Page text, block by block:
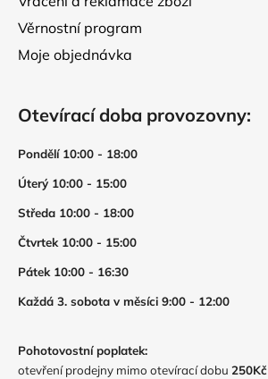
Věrnostní program
Moje objednávka
Otevírací doba provozovny:
Pondělí 10:00 - 18:00
Úterý 10:00 - 15:00
Středa 10:00 - 18:00
Čtvrtek 10:00 - 15:00
Pátek 10:00 - 16:30
Každá 3. sobota v měsíci 9:00 - 12:00
Pohotovostní poplatek:
otevření prodejny mimo otevírací dobu 250Kč